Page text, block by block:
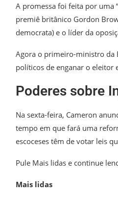
A promessa foi feita por uma
premiê britânico Gordon
democrata) e o líder da
Agora o primeiro-ministro da
políticos de enganar o eleitor
Poderes sobre
Na sexta-feira, Cameron
tempo em que fará uma
escoceses têm de votar leis
Pule Mais lidas e continue
Mais lidas